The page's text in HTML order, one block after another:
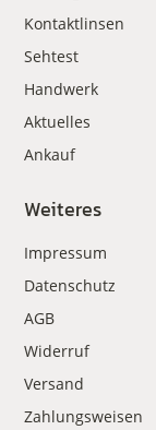
Kontaktlinsen
Sehtest
Handwerk
Aktuelles
Ankauf
Weiteres
Impressum
Datenschutz
AGB
Widerruf
Versand
Zahlungsweisen